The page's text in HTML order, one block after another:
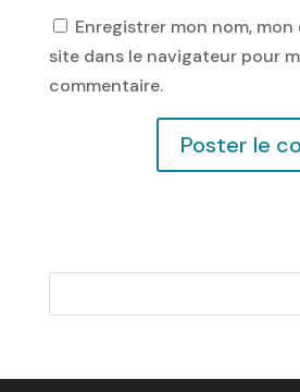
Enregistrer mon nom,
site dans le navigateur pour
commentaire.